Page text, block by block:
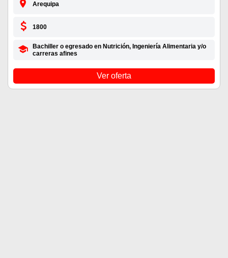
Arequipa
1800
Bachiller o egresado en Nutrición, Ingeniería Alimentaria y/o
carreras afines
Ver oferta